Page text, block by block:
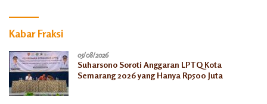
Kabar Fraksi
05/08/2026
Suharsono Soroti Anggaran LPTQ Kota
Semarang 2026 yang Hanya Rp500 Juta